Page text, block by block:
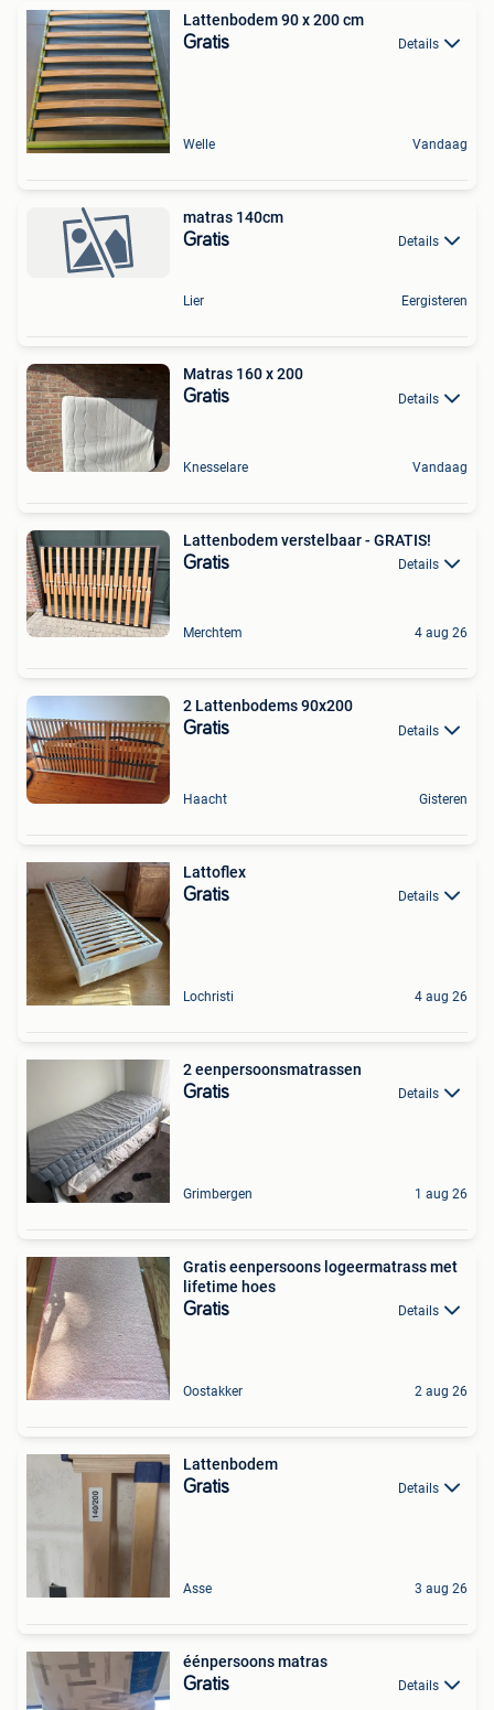
Lattenbodem 90 x 200 cm
Gratis Details
Welle Vandaag
matras 140cm
Gratis Details
Lier Eergisteren
Matras 160 x 200
Gratis Details
Knesselare Vandaag
Lattenbodem verstelbaar - GRATIS!
Gratis Details
Merchtem 4 aug 26
2 Lattenbodems 90x200
Gratis Details
Haacht Gisteren
Lattoflex
Gratis Details
Lochristi 4 aug 26
2 eenpersoonsmatrassen
Gratis Details
Grimbergen 1 aug 26
Gratis eenpersoons logeermatrass met
lifetime hoes
Gratis Details
Oostakker 2 aug 26
Lattenbodem
Gratis Details
Asse 3 aug 26
éénpersoons matras
Gratis Details